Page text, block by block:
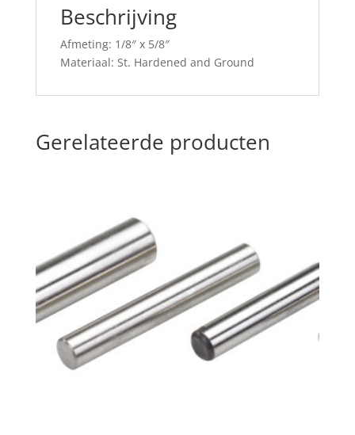
Beschrijving
Afmeting: 1/8″ x 5/8″
Materiaal: St. Hardened and Ground
Gerelateerde producten